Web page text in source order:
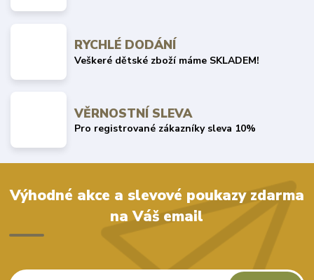
RYCHLÉ DODÁNÍ
Veškeré dětské zboží máme SKLADEM!
VĚRNOSTNÍ SLEVA
Pro registrované zákazníky sleva 10%
Výhodné akce a slevové poukazy zdarma
na Váš email